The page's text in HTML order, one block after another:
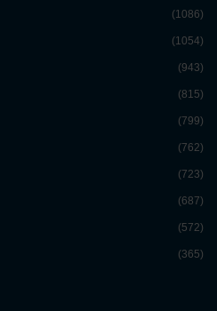
(1086)
(1054)
(943)
(815)
(799)
(762)
(723)
(687)
(572)
(365)